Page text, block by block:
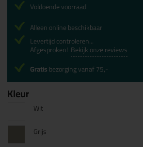
Kleur
Wit
Grijs
Voldoende voorraad
Alleen online beschikbaar
Levertijd controleren...
Afgesproken! Bekijk onze reviews
Gratisbezorging vanaf 75,-